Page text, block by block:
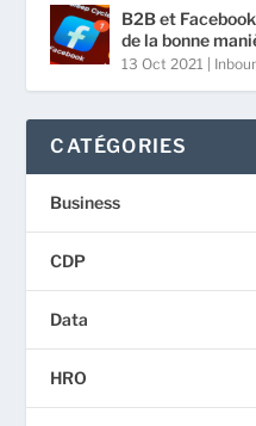
B2B et
de la bonne
13 Oct 2021
CATÉGORIES
Business
CDP
Data
HRO